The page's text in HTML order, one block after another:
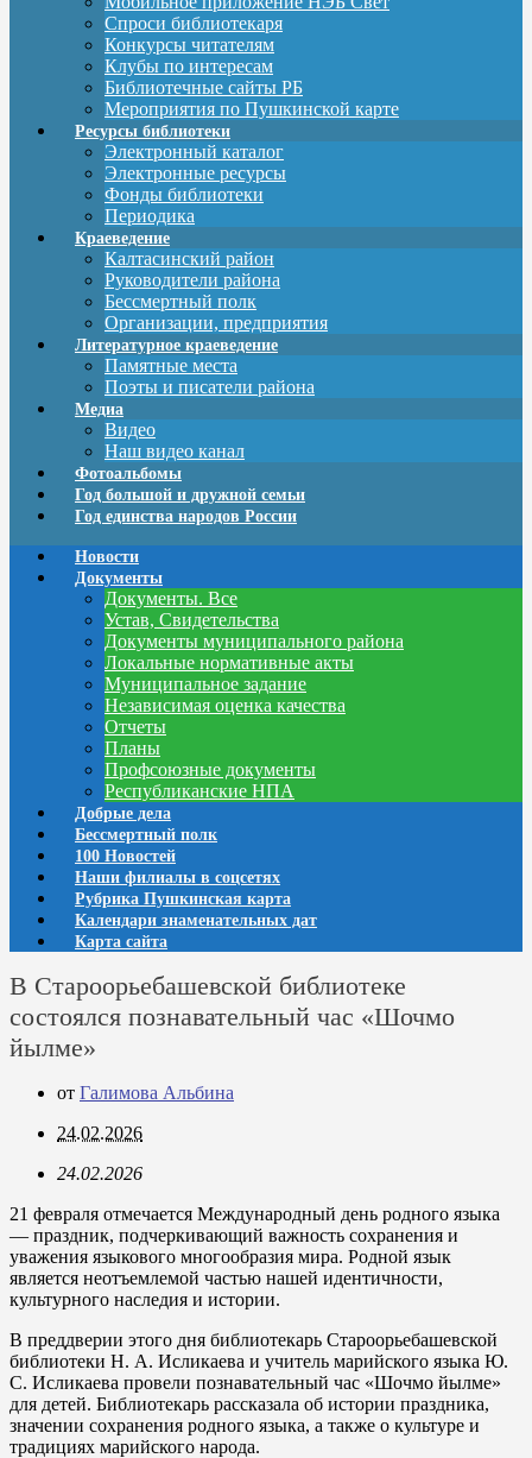
Спроси библиотекаря
Конкурсы читателям
Клубы по интересам
Библиотечные сайты РБ
Мероприятия по Пушкинской карте
Ресурсы библиотеки
Электронный каталог
Электронные ресурсы
Фонды библиотеки
Периодика
Краеведение
Калтасинский район
Руководители района
Бессмертный полк
Организации, предприятия
Литературное краеведение
Памятные места
Поэты и писатели района
Медиа
Видео
Наш видео канал
Фотоальбомы
Год большой и дружной семьи
Год единства народов России
Новости
Документы
Документы. Все
Устав, Свидетельства
Документы муниципального района
Локальные нормативные акты
Муниципальное задание
Независимая оценка качества
Отчеты
Планы
Профсоюзные документы
Республиканские НПА
Добрые дела
Бессмертный полк
100 Новостей
Наши филиалы в соцсетях
Рубрика Пушкинская карта
Календари знаменательных дат
Карта сайта
В Староорьебашевской библиотеке
состоялся познавательный час «Шочмо
йылме»
от Галимова Альбина
24.02.2026
24.02.2026
21 февраля отмечается Международный день родного языка
— праздник, подчеркивающий важность сохранения и
уважения языкового многообразия мира. Родной язык
является неотъемлемой частью нашей идентичности,
культурного наследия и истории.
В преддверии этого дня библиотекарь Староорьебашевской
библиотеки Н. А. Исликаева и учитель марийского языка Ю.
С. Исликаева провели познавательный час «Шочмо йылме»
для детей. Библиотекарь рассказала об истории праздника,
значении сохранения родного языка, а также о культуре и
традициях марийского народа.